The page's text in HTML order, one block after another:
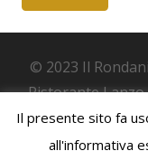
© 2023 Il
Ristorante Lanzo
22024 P.IVA:
Alcune immagini
Il presente sito fa
all'informativa